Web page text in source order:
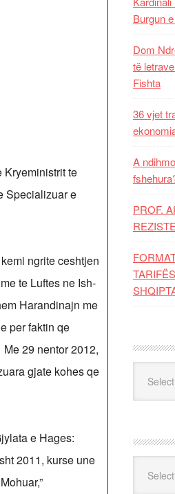
Kryeministrit te
Specializuar e
ngrite ceshtjen
te Luftes ne Ish-
Harandinajn me
per faktin qe
29 nentor 2012,
gjate kohes qe
e Hages:
2011, kurse une
Burgun
Dom
të
Fishta
36 vjet
A
PROF.